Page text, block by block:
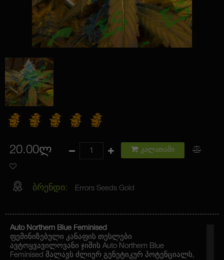
20.00ლ კალათაში
ბრენდი: Errors Seeds Gold
Auto Northern Blue Feminised
ფემინიზებული კანაფის თესლები
ავტოყვავილოვანი ჯიშის Auto Northern Blue
Feminised მალავს ძლიერ გენეტიკურ პოტენციალს,